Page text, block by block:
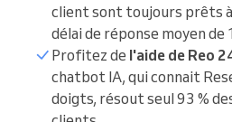
client sont toujours prêts à
délai de réponse moyen de
Profitez de l'aide de Reo
chatbot IA, qui connait
doigts, résout seul 93 %